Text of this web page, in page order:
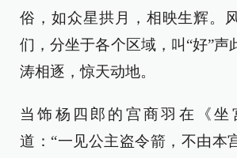
俗，如众星拱月，相映生辉。
们，分坐于各个区域，叫“好”声
涛相逐，惊天动地。
当饰杨四郎的宫商羽在《坐
道：“一见公主盗令箭，不由本